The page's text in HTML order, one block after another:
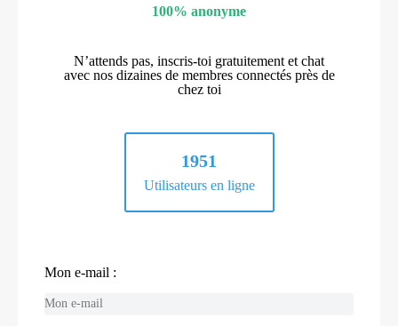
100% anonyme
N’attends pas, inscris-toi gratuitement et chat
avec nos dizaines de membres connectés près de
chez toi
1951
Utilisateurs en ligne
Mon e-mail :